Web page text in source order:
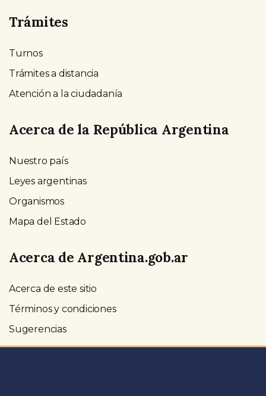
Trámites
Turnos
Trámites a distancia
Atención a la ciudadanía
Acerca de la República Argentina
Nuestro país
Leyes argentinas
Organismos
Mapa del Estado
Acerca de Argentina.gob.ar
Acerca de este sitio
Términos y condiciones
Sugerencias